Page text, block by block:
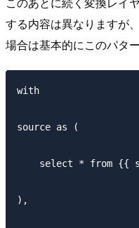
する内容は異なりますが
場合は基本的にこのパタ
with
source as (
select * from {{
),